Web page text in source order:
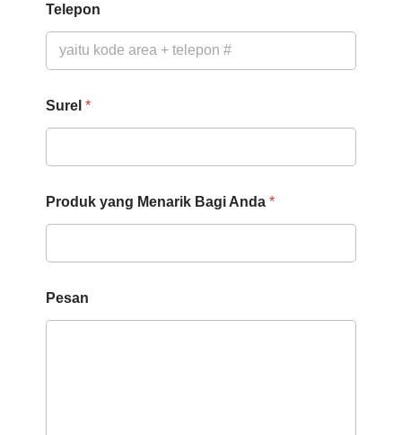
Telepon
a
m
M
n
a
t
e
a
Surel *
Produk yang Menarik Bagi Anda *
Pesan